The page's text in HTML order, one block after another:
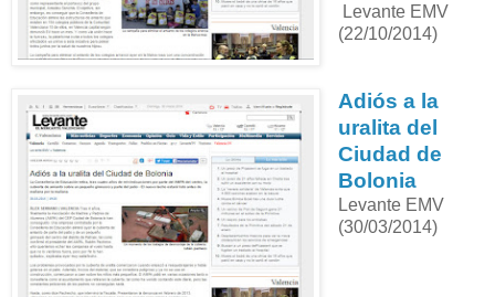
Levante EMV
(22/10/2014)
Adiós a la
uralita del
Ciudad de
Bolonia
Levante EMV
(30/03/2014)